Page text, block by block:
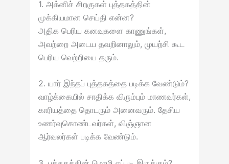
1. அக்னிச் சிறகுகள் புத்தகத்தின்
முக்கியமான செய்தி என்ன?
அதிக பெரிய கனவுகளை காணுங்கள்,
அவற்றை அடைய தவறினாலும், முயற்சி கூட
பெரிய வெற்றியை தரும்.
2. யார் இந்தப் புத்தகத்தை படிக்க வேண்டும்?
வாழ்க்கையில் சாதிக்க விரும்பும் மாணவர்கள்,
காரியத்தை தொடரும் அனைவரும். தேசிய
உணர்வுகொண்டவர்கள், விஞ்ஞான
ஆர்வலர்கள் படிக்க வேண்டும்.